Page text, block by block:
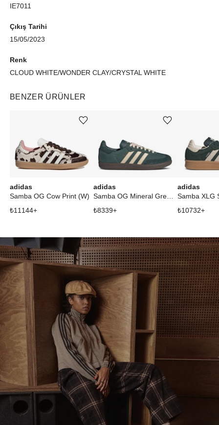
IE7011
Çıkış Tarihi
15/05/2023
Renk
CLOUD WHITE/WONDER CLAY/CRYSTAL WHITE
BENZER ÜRÜNLER
adidas
Samba OG Cow Print (W)
₺11144+
Ürünü istek listesine ekle veya listeden çıkar
adidas
₺8339+
Ürünü istek listesine ekle veya listeden çıkar
adidas
₺10732+